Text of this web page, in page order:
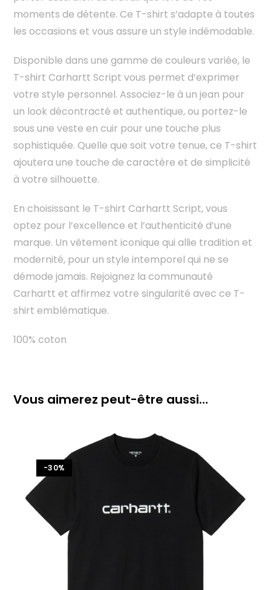
moments de détente. Ce T-shirt s’adapte à toutes
les occasions et vous assure un style indémodable.
Disponible dans une gamme de couleurs variée, le
T-shirt Carhartt Script vous permet d’exprimer
votre style personnel. Associez-le à un jean pour
un look décontracté et authentique, ou portez-le
sous une veste en cuir pour une touche plus
sophistiquée. Quelle que soit votre tenue, ce T-shirt
ajoutera une touche de caractère et de simplicité
à votre silhouette.
En choisissant le T-shirt Carhartt Script, vous
optez pour l’excellence et l’authenticité d’une
marque. Un vêtement iconique qui allie tradition et
modernité, pour un style intemporel qui ne se
démode jamais. Rejoignez la communauté
Carhartt et affirmez votre singularité avec ce T-
shirt emblématique.
100% coton
Vous aimerez peut-être aussi…
-30%